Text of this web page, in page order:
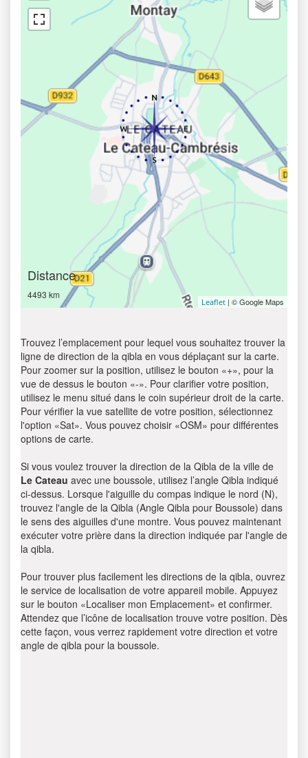
Distance
4493 km
Leaflet | © Google Maps
Trouvez l’emplacement pour lequel vous souhaitez trouver la
ligne de direction de la qibla en vous déplaçant sur la carte.
Pour zoomer sur la position, utilisez le bouton «+», pour la
vue de dessus le bouton «-». Pour clarifier votre position,
utilisez le menu situé dans le coin supérieur droit de la carte.
Pour vérifier la vue satellite de votre position, sélectionnez
l'option «Sat». Vous pouvez choisir «OSM» pour différentes
options de carte.
Si vous voulez trouver la direction de la Qibla de la ville de
Le Cateau avec une boussole, utilisez l’angle Qibla indiqué
ci-dessus. Lorsque l'aiguille du compas indique le nord (N),
trouvez l'angle de la Qibla (Angle Qibla pour Boussole) dans
le sens des aiguilles d'une montre. Vous pouvez maintenant
exécuter votre prière dans la direction indiquée par l'angle de
la qibla.
Pour trouver plus facilement les directions de la qibla, ouvrez
le service de localisation de votre appareil mobile. Appuyez
sur le bouton «Localiser mon Emplacement» et confirmer.
Attendez que l’icône de localisation trouve votre position. Dès
cette façon, vous verrez rapidement votre direction et votre
angle de qibla pour la boussole.